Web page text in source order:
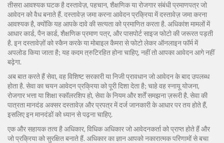
तीसरा आवश्यक घटक हैदस्तावेज़, पहचान, शैक्षणिक या रोजगार संबंधी प्रमाणपत्र जो
आवेदन को वैध बनाते हैं. दस्तावेज़ जमा करना आवेदन प्रक्रिया में दस्तावेज़ जमा करना
आवश्यक है, क्योंकि यह आपके दावे की सत्यता को प्रमाणित करता है. अधिकांश मामलों में
आधार कार्ड, पैन कार्ड, शैक्षणिक प्रमाण पत्र, और पासपोर्ट साइज फोटो की जरूरत पड़ती
है. इन दस्तावेज़ों को स्कैन करके या मोबाइल कैमरा से फोटो लेकर ऑनलाइन फॉर्म में
अपलोड किया जाता है; यह कदम त्रुटिरहित होना चाहिए, नहीं तो आपका आवेदन आगे नहीं
बढ़ेगा.
अब बात करते हैंसेवा, वह विशिष्ट सरकारी या निजी प्रावधान जो आवेदन के बाद उपलब्ध
होता है. सेवा का चयन आवेदन प्रक्रिया को पूरी दिशा देता है; चाहे वह स्नायू योजना,
रोजगार भत्ता या शिक्षा स्कॉलरशिप हो, सेवा के नियम और शर्तें समझना ज़रूरी है. सेवा की
पात्रता मानदंड अक्सर दस्तावेज़ और प्रपत्र में दर्ज जानकारी के आधार पर तय होते हैं,
इसलिए इन मानदंडों को ध्यान से पढ़ना चाहिए.
एक और सहायक तत्व हैअधिकार, विधिक अधिकार जो आवेदनकर्ता को प्राप्त होते हैं और
जो प्रक्रिया को सुरक्षित बनाते हैं. अधिकार का ज्ञान आपको नकारात्मक परिणामों से बचा